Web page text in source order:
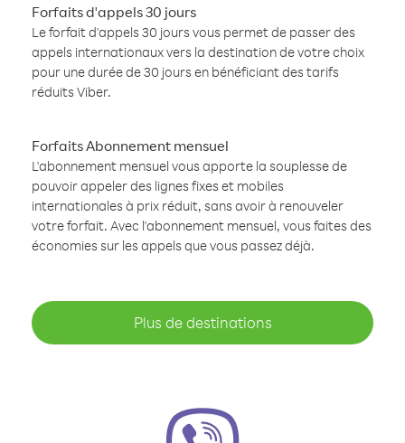
Forfaits d'appels 30 jours
Le forfait d'appels 30 jours vous permet de passer des
appels internationaux vers la destination de votre choix
pour une durée de 30 jours en bénéficiant des tarifs
réduits Viber.
Forfaits Abonnement mensuel
L'abonnement mensuel vous apporte la souplesse de
pouvoir appeler des lignes fixes et mobiles
internationales à prix réduit, sans avoir à renouveler
votre forfait. Avec l'abonnement mensuel, vous faites des
économies sur les appels que vous passez déjà.
Plus de destinations